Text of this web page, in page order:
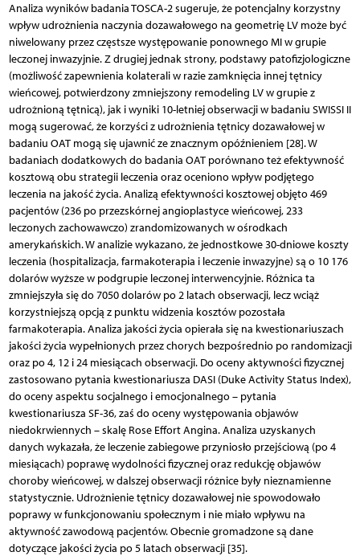
Analiza wyników badania TOSCA-2 sugeruje, że potencjalny korzystny
wpływ udrożnienia naczynia dozawałowego na geometrię LV może być
niwelowany przez częstsze występowanie ponownego MI w grupie
leczonej inwazyjnie. Z drugiej jednak strony, podstawy patofizjologiczne
(możliwość zapewnienia kolaterali w razie zamknięcia innej tętnicy
wieńcowej, potwierdzony zmniejszony remodeling LV w grupie z
udrożnioną tętnicą), jak i wyniki 10-letniej obserwacji w badaniu SWISSI II
mogą sugerować, że korzyści z udrożnienia tętnicy dozawałowej w
badaniu OAT mogą się ujawnić ze znacznym opóźnieniem [28]. W
badaniach dodatkowych do badania OAT porównano też efektywność
kosztową obu strategii leczenia oraz oceniono wpływ podjętego
leczenia na jakość życia. Analizą efektywności kosztowej objęto 469
pacjentów (236 po przezskórnej angioplastyce wieńcowej, 233
leczonych zachowawczo) zrandomizowanych w ośrodkach
amerykańskich. W analizie wykazano, że jednostkowe 30-dniowe koszty
leczenia (hospitalizacja, farmakoterapia i leczenie inwazyjne) są o 10 176
dolarów wyższe w podgrupie leczonej interwencyjnie. Różnica ta
zmniejszyła się do 7050 dolarów po 2 latach obserwacji, lecz wciąż
korzystniejszą opcją z punktu widzenia kosztów pozostała
farmakoterapia. Analiza jakości życia opierała się na kwestionariuszach
jakości życia wypełnionych przez chorych bezpośrednio po randomizacji
oraz po 4, 12 i 24 miesiącach obserwacji. Do oceny aktywności fizycznej
zastosowano pytania kwestionariusza DASI (Duke Activity Status Index),
do oceny aspektu socjalnego i emocjonalnego – pytania
kwestionariusza SF-36, zaś do oceny występowania objawów
niedokrwiennych – skalę Rose Effort Angina. Analiza uzyskanych
danych wykazała, że leczenie zabiegowe przyniosło przejściową (po 4
miesiącach) poprawę wydolności fizycznej oraz redukcję objawów
choroby wieńcowej, w dalszej obserwacji różnice były nieznamienne
statystycznie. Udrożnienie tętnicy dozawałowej nie spowodowało
poprawy w funkcjonowaniu społecznym i nie miało wpływu na
aktywność zawodową pacjentów. Obecnie gromadzone są dane
dotyczące jakości życia po 5 latach obserwacji [35].